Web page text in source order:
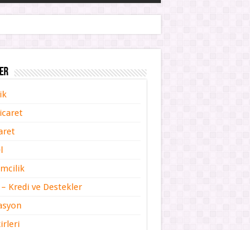
Kredi ve Destekler